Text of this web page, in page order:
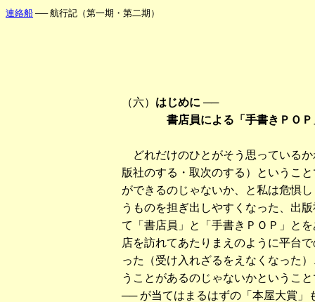
連絡船 ── 航行記（第一期・第二期）
（六） はじめに ──
書店員による「手書きＰＯＰ
どれだけのひとがそう思っている
版社のする・取次のする）というこ
ができるのじゃないか、と私は危惧
うものを担ぎ出しやすくなった、出
て「書店員」と「手書きＰＯＰ」と
店を訪れてあたりまえのように平台
った（受け入れざるをえなくなった
うことがあるのじゃないかというこ
── が当てはまるはずの「本屋大賞」